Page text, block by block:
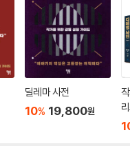
딜레마 사전
10% 19,800원